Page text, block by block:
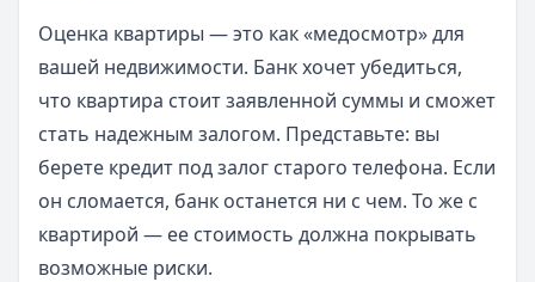
Оценка квартиры — это как «медосмотр» для
вашей недвижимости. Банк хочет убедиться,
что квартира стоит заявленной суммы и сможет
стать надежным залогом. Представьте: вы
берете кредит под залог старого телефона. Если
он сломается, банк останется ни с чем. То же с
квартирой — ее стоимость должна покрывать
возможные риски.